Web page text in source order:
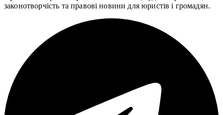
законотворчість та правові новини для юристів і громадян.